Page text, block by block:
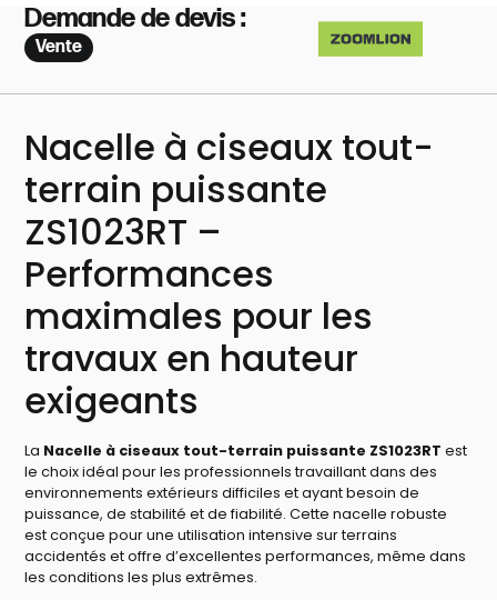
Demande de devis :
Vente
Nacelle à ciseaux tout-
terrain puissante
ZS1023RT –
Performances
maximales pour les
travaux en hauteur
exigeants
La Nacelle à ciseaux tout-terrain puissante ZS1023RT est
le choix idéal pour les professionnels travaillant dans des
environnements extérieurs difficiles et ayant besoin de
puissance, de stabilité et de fiabilité. Cette nacelle robuste
est conçue pour une utilisation intensive sur terrains
accidentés et offre d’excellentes performances, même dans
les conditions les plus extrêmes.